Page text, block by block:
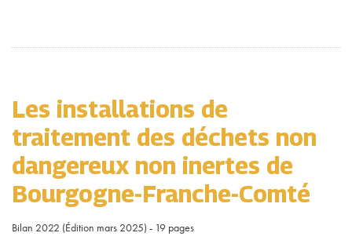
Les installations de
traitement des déchets non
dangereux non inertes de
Bourgogne-Franche-Comté
Bilan 2022 (Édition mars 2025) - 19 pages